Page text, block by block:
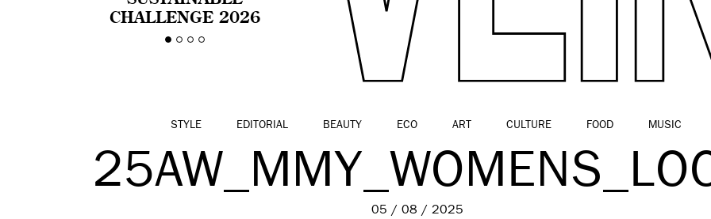
CHALLENGE 2026
CELEBRA LA
STYLE EDITORIAL BEAUTY ECO ART CULTURE FOOD MUSIC
05 / 08 / 2025